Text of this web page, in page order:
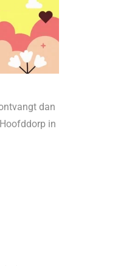
dan
in